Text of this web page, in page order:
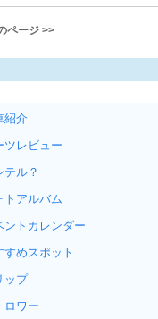
ページ >>
紹介
ツレビュー
テル？
トアルバム
ントカレンダー
すめスポット
ップ
ロワー